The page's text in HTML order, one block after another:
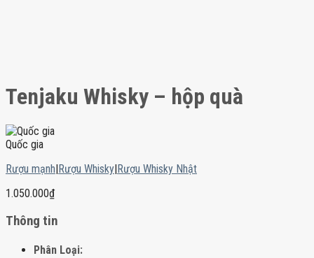
Tenjaku Whisky – hộp quà
Quốc gia
Rượu mạnh|Rượu Whisky|Rượu Whisky Nhật
1.050.000₫
Thông tin
Phân Loại: